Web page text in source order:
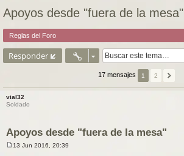
Apoyos desde "fuera de la mesa"
Reglas del Foro
Responder
17 mensajes 1 2
vial32
Soldado
Apoyos desde "fuera de la mesa"
13 Jun 2016, 20:39